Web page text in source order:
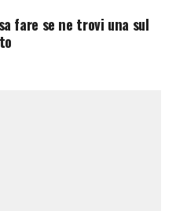
pubblico, pronta a
di spettatori. Una
che vive di
fare se ne trovi una sul